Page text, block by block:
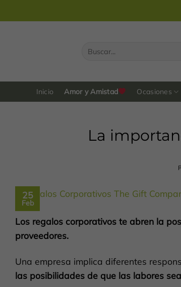
al
Inicio Amor y Amistad Ocasiones
La
25
Feb
Los regalos corporativos te abren la
proveedores.
Una empresa implica diferentes
las posibilidades de que las labores